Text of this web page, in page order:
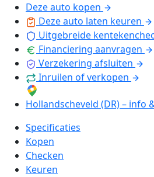
Deze auto kopen
Deze auto laten keuren
Uitgebreide
Financiering aanvragen
Verzekering afsluiten
Inruilen of verkopen
Hollandscheveld (DR) – info
Specificaties
Kopen
Checken
Keuren